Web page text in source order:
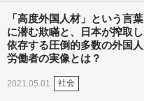
「高度外国人材」という言葉
に潜む欺瞞と、日本が搾取し
依存する圧倒的多数の外国人
労働者の実像とは？
2021.05.01 社会